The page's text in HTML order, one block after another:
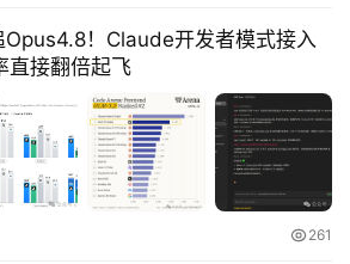
！Claude开发者模式接入
直接翻倍起飞
261